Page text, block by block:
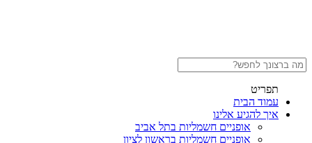
תפריט
עמוד הבית
איך להגיע אלינו
אופניים חשמליות בתל אביב
אופניים חשמליות בראשון לציון